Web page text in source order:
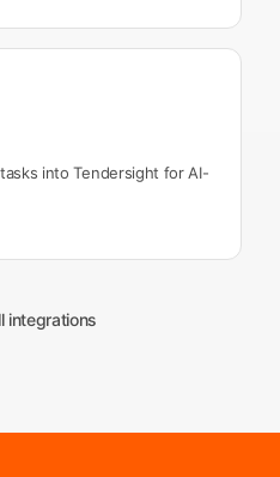
into Tendersight for AI-
integrations